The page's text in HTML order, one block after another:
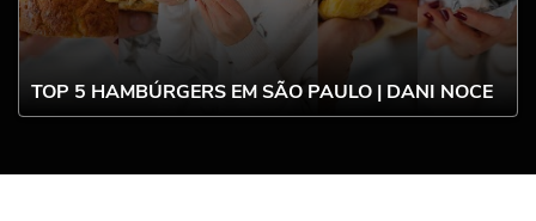
TOP 5 HAMBÚRGERS EM SÃO PAULO | DANI NOCE